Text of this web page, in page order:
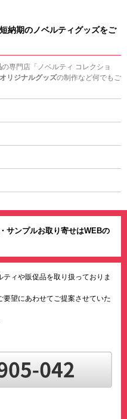
納期のノベルティグッズをご
の専門店「ノベルティ コレクショ
オリジナルグッズの制作など何でもご
サンプルお取り寄せはWEBの
ィや販促品を取り扱っておりま
要望にあわせてご提案させていた